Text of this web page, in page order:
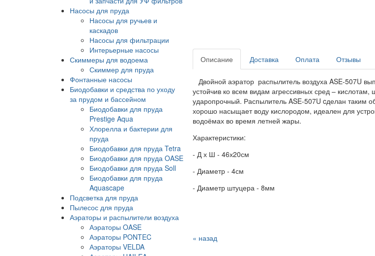
Насосы для пруда
Насосы для ручьев и
каскадов
Насосы для фильтрации
Интерьерные насосы
Скиммеры для водоема
Скиммер для пруда
Фонтанные насосы
Биодобавки и средства по уходу
за прудом и бассейном
Биодобавки для пруда
Prestige Aqua
Хлорелла и бактерии для
пруда
Биодобавки для пруда Tetra
Биодобавки для пруда OASE
Биодобавки для пруда Soll
Биодобавки для пруда
Aquascape
Подсветка для пруда
Пылесос для пруда
Аэраторы и распылители воздуха
Аэраторы OASE
Аэраторы PONTEC
Аэраторы VELDA
Описание Доставка Оплата Отзывы
Двойной аэратор распылитель воздуха ASE-507U
устойчив ко всем видам агрессивных сред –
ударопрочный. Распылитель ASE-507U cделан таким
хорошо насыщает воду кислородом, идеален для
водоёмах во время летней жары.
Характеристики:
- Д х Ш - 46х20см
- Диаметр - 4см
- Диаметр штуцера - 8мм
« назад